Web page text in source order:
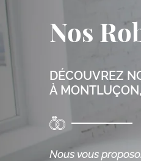
Adresse email de
Nos
DÉCOUVREZ
À
Nous vous